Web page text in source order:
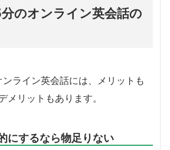
のオンライン英会話の
ンライン英会話には、メリットも
メリットもあります。
にするなら物足りない